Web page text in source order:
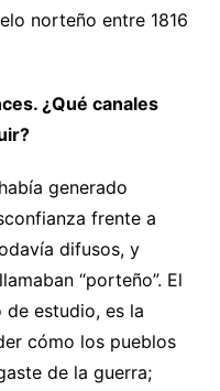
norteño entre 1816
¿Qué canales
generado
frente a
difusos, y
“porteño”. El
estudio, es la
cómo los pueblos
de la guerra;